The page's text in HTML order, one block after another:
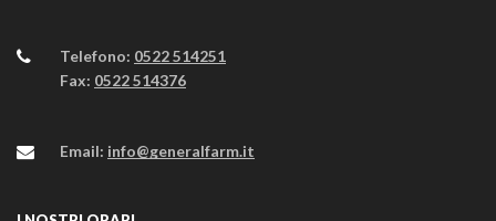
Telefono: 0522 514251
Fax: 0522 514376
Email: info@generalfarm.it